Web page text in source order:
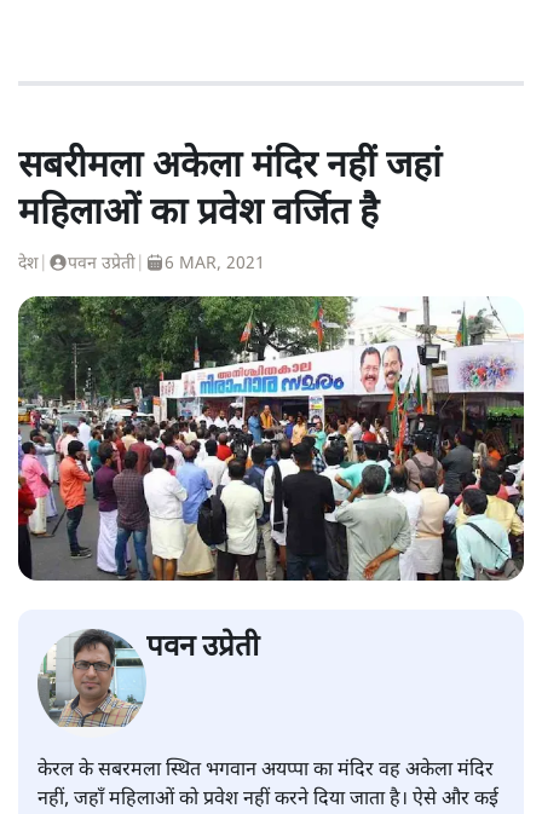
सबरीमला अकेला मंदिर नहीं जहां
महिलाओं का प्रवेश वर्जित है
देश पवन उप्रेती 6 MAR, 2021
पवन उप्रेती
केरल के सबरमला स्थित भगवान अयप्पा का मंदिर वह अकेला मंदिर
नहीं, जहाँ महिलाओं को प्रवेश नहीं करने दिया जाता है। ऐसे और कई